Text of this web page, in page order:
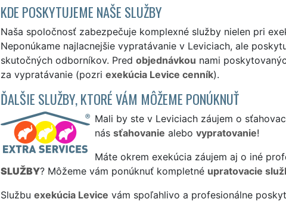
KDE POSKYTUJEME NAŠE SLUŽBY
Naša spoločnosť zabezpečuje komplexné služby nielen pri
Neponúkame najlacnejšie vypratávanie v Leviciach, ale
skutočných odborníkov. Pred objednávkou nami
za vypratávanie (pozri exekúcia Levice cenník).
ĎALŠIE SLUŽBY, KTORÉ VÁM MÔŽEME PONÚKNUŤ
Mali by ste v Leviciach záujem o
nás sťahovanie alebo vypratovanie!
Máte okrem exekúcia záujem aj o iné
SLUŽBY? Môžeme vám ponúknuť kompletné upratovacie
Službu exekúcia Levice vám spoľahlivo a profesionálne